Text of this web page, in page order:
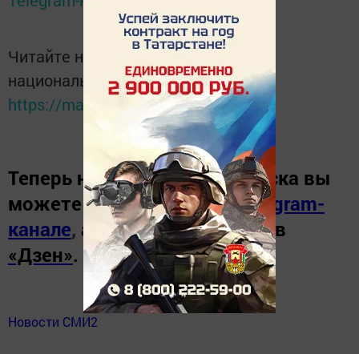
Читайте новости Татарстана в
национальном мессенджере MАХ:
https://max.ru/tatmedia
Теперь новости Зеленодольска вы
можете узнать в нашемTelegram-
канале, а также читайте нас в
«Дзен».
Новости СМИ2